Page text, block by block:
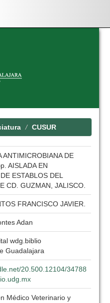
CUSUR
ANTIMICROBIANA DE
AISLADA EN
ESTABLOS DEL
CD. GUZMAN, JALISCO.
FRANCISCO JAVIER.
Adan
wdg.biblio
Guadalajara
20.500.12104/34788
Médico Veterinario y